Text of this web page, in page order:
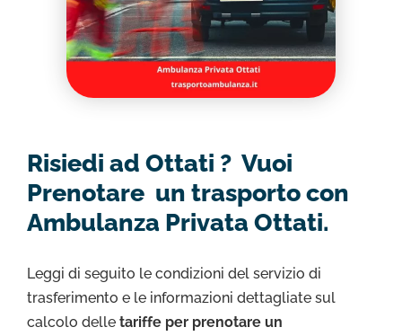
Risiedi ad Ottati ? Vuoi
Prenotare un trasporto con
Ambulanza Privata Ottati.
Leggi di seguito le condizioni del servizio di
trasferimento e le informazioni dettagliate sul
calcolo delle tariffe per prenotare un